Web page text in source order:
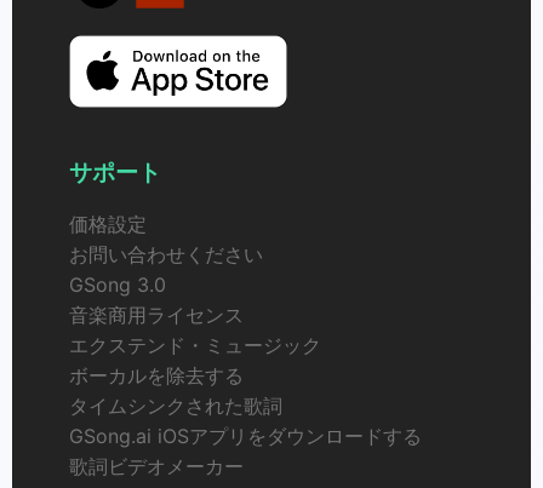
サポート
価格設定
お問い合わせください
GSong 3.0
音楽商用ライセンス
エクステンド・ミュージック
ボーカルを除去する
タイムシンクされた歌詞
GSong.ai iOSアプリをダウンロードする
歌詞ビデオメーカー